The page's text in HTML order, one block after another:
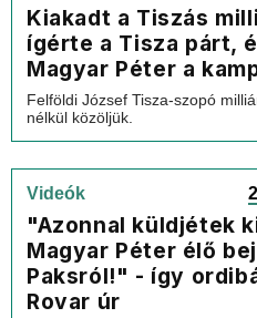
Kiakadt a Tiszás
ígérte a Tisza párt,
Magyar Péter a
Felföldi József Tisza-szopó
nélkül közöljük.
Videók
"Azonnal küldjétek
Magyar Péter élő
Paksról!" - így
Rovar úr